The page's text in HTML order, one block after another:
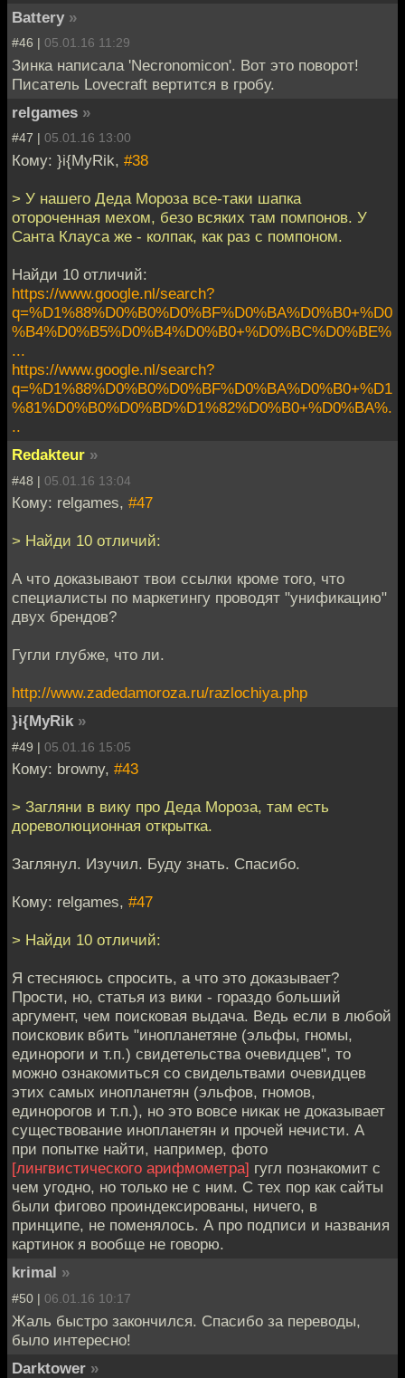
Battery »
#46 | 05.01.16 11:29
Зинка написала 'Necronomicon'. Вот это поворот!
Писатель Lovecraft вертится в гробу.
relgames »
#47 | 05.01.16 13:00
Кому: }i{MyRik, #38
> У нашего Деда Мороза все-таки шапка
отороченная мехом, безо всяких там помпонов. У
Санта Клауса же - колпак, как раз с помпоном.
Найди 10 отличий:
https://www.google.nl/search?
q=%D1%88%D0%B0%D0%BF%D0%BA%D0%B0+%D0
%B4%D0%B5%D0%B4%D0%B0+%D0%BC%D0%BE%
...
https://www.google.nl/search?
q=%D1%88%D0%B0%D0%BF%D0%BA%D0%B0+%D1
%81%D0%B0%D0%BD%D1%82%D0%B0+%D0%BA%.
..
Redakteur »
#48 | 05.01.16 13:04
Кому: relgames, #47
> Найди 10 отличий:
А что доказывают твои ссылки кроме того, что
специалисты по маркетингу проводят "унификацию"
двух брендов?
Гугли глубже, что ли.
http://www.zadedamoroza.ru/razlochiya.php
}i{MyRik »
#49 | 05.01.16 15:05
Кому: browny, #43
> Загляни в вику про Деда Мороза, там есть
дореволюционная открытка.
Заглянул. Изучил. Буду знать. Спасибо.
Кому: relgames, #47
> Найди 10 отличий:
Я стесняюсь спросить, а что это доказывает?
Прости, но, статья из вики - гораздо больший
аргумент, чем поисковая выдача. Ведь если в любой
поисковик вбить "инопланетяне (эльфы, гномы,
единороги и т.п.) свидетельства очевидцев", то
можно ознакомиться со свидельтвами очевидцев
этих самых инопланетян (эльфов, гномов,
единорогов и т.п.), но это вовсе никак не доказывает
существование инопланетян и прочей нечисти. А
при попытке найти, например, фото
[лингвистического арифмометра] гугл познакомит с
чем угодно, но только не с ним. С тех пор как сайты
были фигово проиндексированы, ничего, в
принципе, не поменялось. А про подписи и названия
картинок я вообще не говорю.
krimal »
#50 | 06.01.16 10:17
Жаль быстро закончился. Спасибо за переводы,
было интересно!
Darktower »